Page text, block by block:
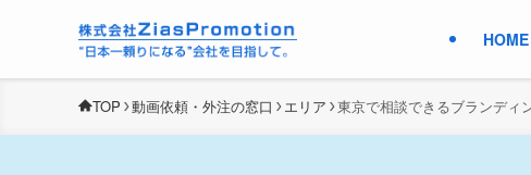
HOME
TOP 動画依頼・外注の窓口 エリア 東京で相談できるブランディ